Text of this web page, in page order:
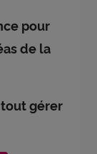
pour
de la
gérer